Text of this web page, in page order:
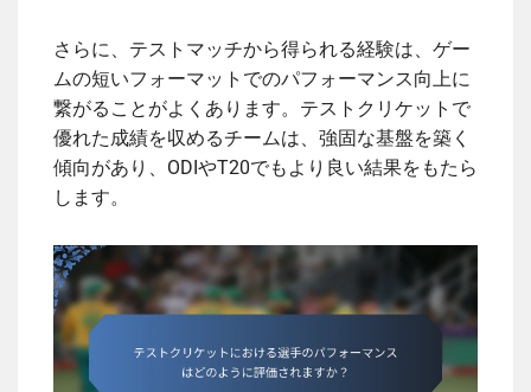
さらに、テストマッチから得られる経験は、ゲー
ムの短いフォーマットでのパフォーマンス向上に
繋がることがよくあります。テストクリケットで
優れた成績を収めるチームは、強固な基盤を築く
傾向があり、ODIやT20でもより良い結果をもたら
します。